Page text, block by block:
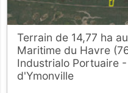
Terrain de 14,77 ha
Maritime du Havre
Industrialo Portuaire
d'Ymonville